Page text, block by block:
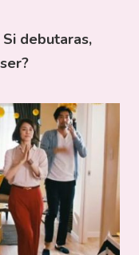
debutaras,